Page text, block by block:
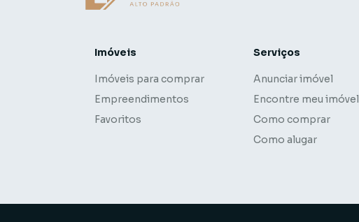
Imóveis
Imóveis para comprar
Empreendimentos
Favoritos
Serviços
Anunciar imóvel
Encontre meu imóvel
Como comprar
Como alugar